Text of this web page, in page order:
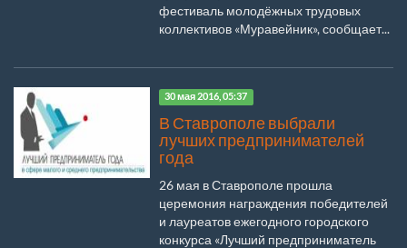
фестиваль молодёжных трудовых
коллективов «Муравейник», сообщает...
30 мая 2016, 05:37
В Ставрополе выбрали
лучших предпринимателей
года
26 мая в Ставрополе прошла
церемония награждения победителей
и лауреатов ежегодного городского
конкурса «Лучший предприниматель